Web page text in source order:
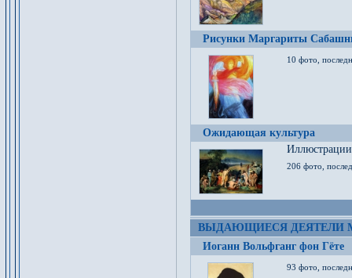
Рисунки Маргариты
10 фото,
Ожидающая культура
206 фото,
ВЫДАЮЩИЕСЯ ДЕЯТЕЛИ
Иоганн Вольфганг фон Гёте
93 фото,